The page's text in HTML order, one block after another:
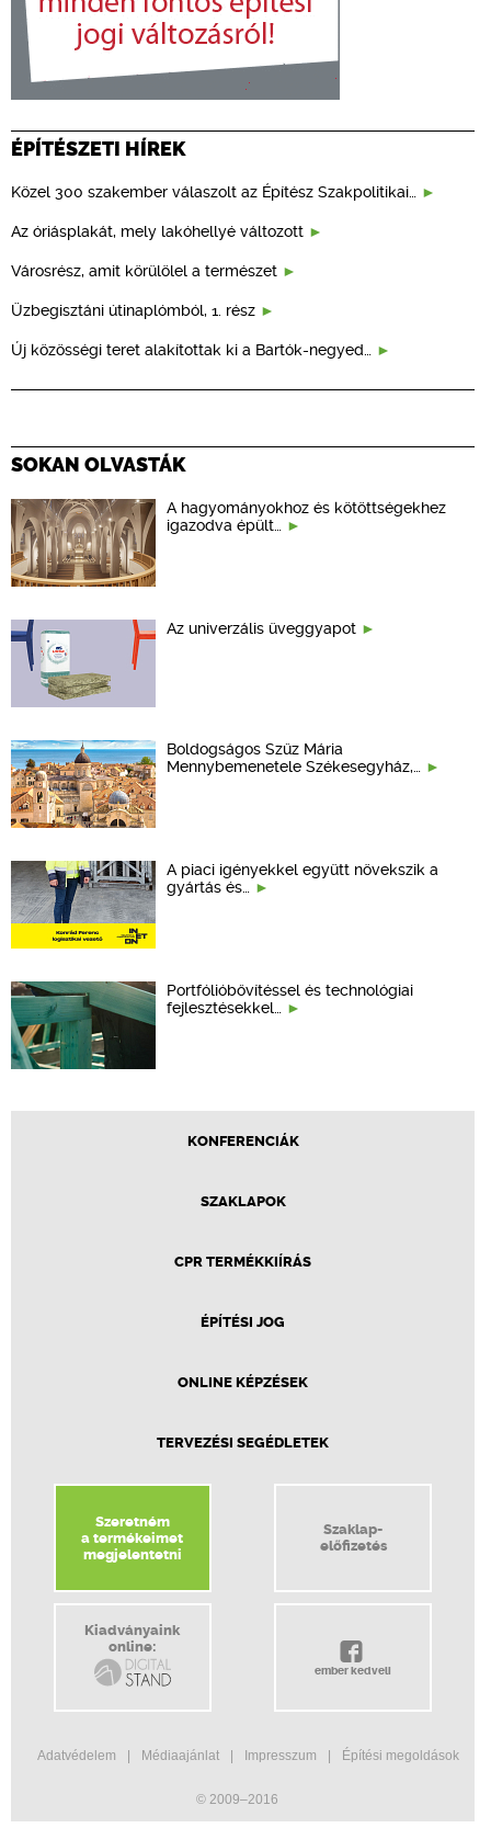
ÉPÍTÉSZETI HÍREK
Közel 300 szakember válaszolt az Építész Szakpolitikai…
Az óriásplakát, mely lakóhellyé változott
Városrész, amit körülölel a természet
Üzbegisztáni útinaplómból, 1. rész
Új közösségi teret alakítottak ki a Bartók-negyed…
SOKAN OLVASTÁK
A hagyományokhoz és kötöttségekhez
igazodva épült…
Az univerzális üveggyapot
Boldogságos Szűz Mária
Mennybemenetele Székesegyház,…
A piaci igényekkel együtt növekszik a
gyártás és…
Portfólióbővítéssel és technológiai
fejlesztésekkel…
KONFERENCIÁK
SZAKLAPOK
CPR TERMÉKKIÍRÁS
ÉPÍTÉSI JOG
ONLINE KÉPZÉSEK
TERVEZÉSI SEGÉDLETEK
Szeretném
a termékeimet
megjelentetni
Szaklap-
előfizetés
Kiadványaink
online:
ember kedveli
Adatvédelem Médiaajánlat Impresszum Építési megoldások
© 2009–2016